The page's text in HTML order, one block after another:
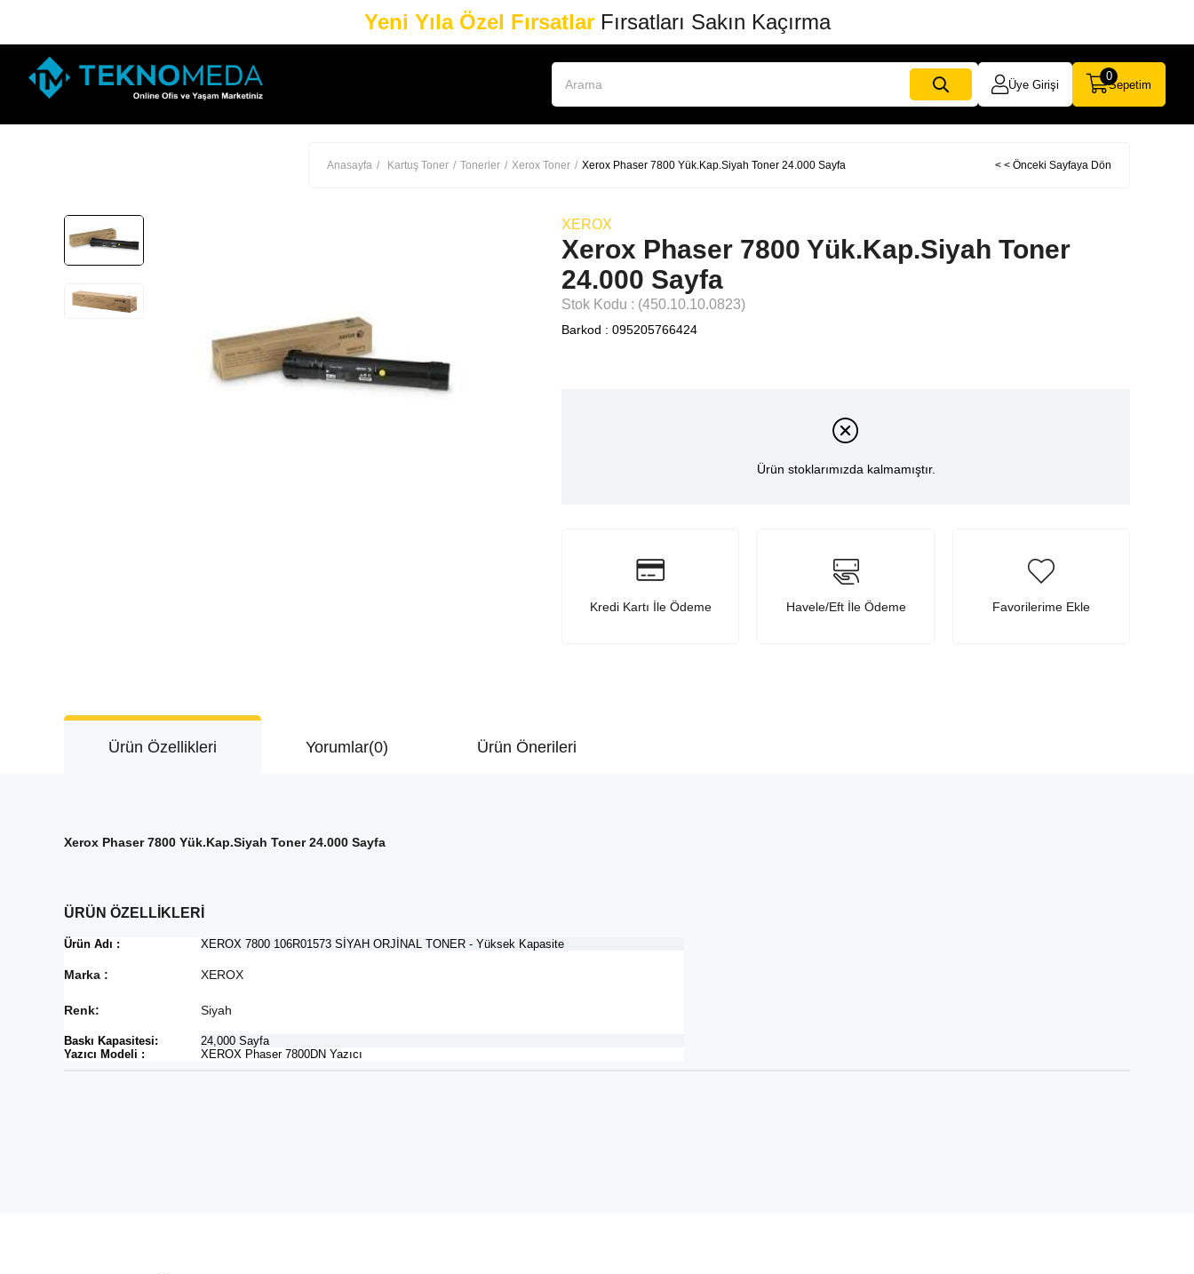
Yeni Yıla Özel FırsatlarFırsatları Sakın Kaçırma
Üye Girişi Sepetim
0
Anasayfa Kartuş Toner Tonerler Xerox Toner Xerox Phaser 7800 Yük.Kap.Siyah Toner 24.000 Sayfa < < Önceki Sayfaya Dön
XEROX
Xerox Phaser 7800 Yük.Kap.Siyah Toner
24.000 Sayfa
Stok Kodu (450.10.10.0823)
Barkod : 095205766424
Ürün stoklarımızda kalmamıştır.
Kredi Kartı İle Ödeme Havele/Eft İle Ödeme Favorilerime Ekle
Ürün Özellikleri Yorumlar(0) Ürün Önerileri
Xerox Phaser 7800 Yük.Kap.Siyah Toner 24.000 Sayfa
ÜRÜN ÖZELLİKLERİ
Ürün Adı : XEROX 7800 106R01573 SİYAH ORJİNAL TONER - Yüksek Kapasite
Marka :
Renk:
XEROX
Siyah
Baskı Kapasitesi:
24,000 Sayfa
Yazıcı Modeli :
XEROX Phaser 7800DN Yazıcı